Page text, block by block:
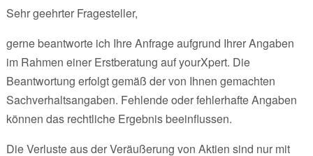
Sehr geehrter Fragesteller,
gerne beantworte ich Ihre Anfrage aufgrund Ihrer Angaben
im Rahmen einer Erstberatung auf yourXpert. Die
Beantwortung erfolgt gemäß der von Ihnen gemachten
Sachverhaltsangaben. Fehlende oder fehlerhafte Angaben
können das rechtliche Ergebnis beeinflussen.
Die Verluste aus der Veräußerung von Aktien sind nur mit